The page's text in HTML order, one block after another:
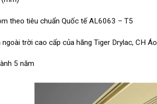
theo tiêu chuẩn Quốc tế AL6063 – T5
trời cao cấp của hãng Tiger Drylac, CH Áo
5 năm